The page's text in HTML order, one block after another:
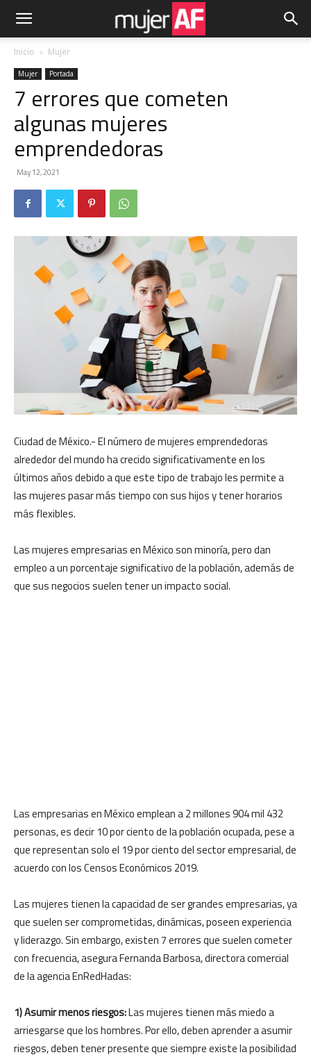
Inicio Mujer
Mujer Portada
7 errores que cometen
algunas mujeres
emprendedoras
May 12, 2021
Ciudad de México.- El número de mujeres emprendedoras
alrededor del mundo ha crecido significativamente en los
últimos años debido a que este tipo de trabajo les permite a
las mujeres pasar más tiempo con sus hijos y tener horarios
más flexibles.
Las mujeres empresarias en México son minoría, pero dan
empleo a un porcentaje significativo de la población, además de
que sus negocios suelen tener un impacto social.
Las empresarias en México emplean a 2 millones 904 mil 432
personas, es decir 10 por ciento de la población ocupada, pese a
que representan solo el 19 por ciento del sector empresarial, de
acuerdo con los Censos Económicos 2019.
Las mujeres tienen la capacidad de ser grandes empresarias, ya
que suelen ser comprometidas, dinámicas, poseen experiencia
y liderazgo. Sin embargo, existen 7 errores que suelen cometer
con frecuencia, asegura Fernanda Barbosa, directora comercial
de la agencia EnRedHadas:
1) Asumir menos riesgos:Las mujeres tienen más miedo a
arriesgarse que los hombres. Por ello, deben aprender a asumir
riesgos, deben tener presente que siempre existe la posibilidad